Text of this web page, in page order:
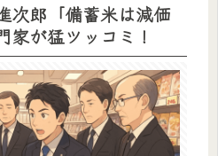
次郎「備蓄米は減価
が猛ツッコミ！